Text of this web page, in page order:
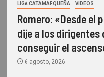
LIGA CATAMARQUEÑA VIDEOS
Romero: «Desde el
dije a los dirigentes
conseguir el
6 agosto, 2026